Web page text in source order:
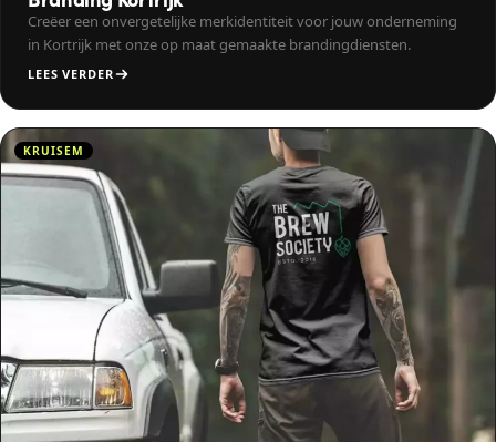
Creëer een onvergetelijke merkidentiteit voor jouw onderneming
in Kortrijk met onze op maat gemaakte brandingdiensten.
LEES VERDER
KRUISEM